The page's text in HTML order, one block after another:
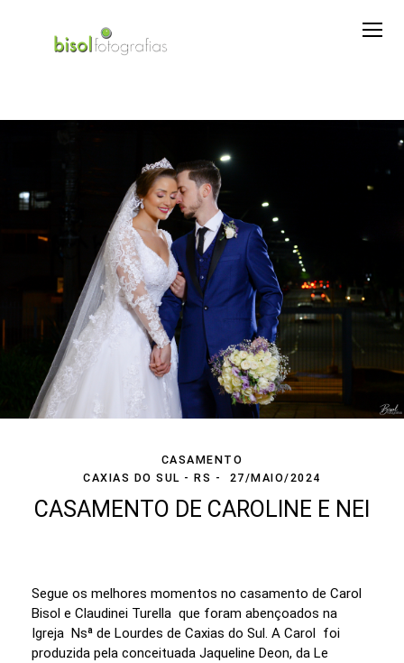
CASAMENTO
CAXIAS DO SUL - RS
27/MAIO/2024
CASAMENTO DE CAROLINE E NEI
Segue os melhores momentos no casamento de Carol
Bisol e Claudinei Turella que foram abençoados na
Igreja Nsª de Lourdes de Caxias do Sul. A Carol foi
produzida pela conceituada Jaqueline Deon, da Le